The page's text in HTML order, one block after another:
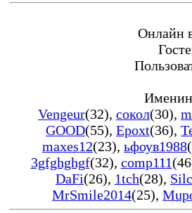
Онлайн
Vengeur(32), сокол(30),
GOOD(55), Epoxt(36),
maxes12(23), ьфоув1988
3gfghghgf(32), comp111
DaFi(26), 1tch(28),
MrSmile2014(25),